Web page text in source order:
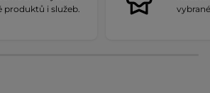
produktů i služeb.